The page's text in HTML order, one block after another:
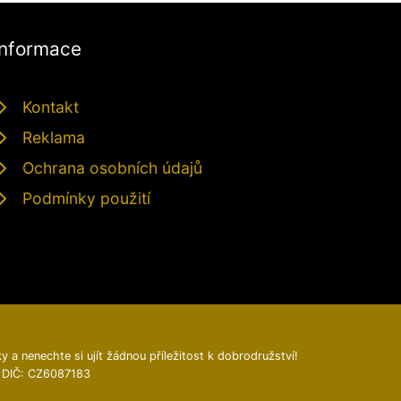
Kontakt
Reklama
Ochrana osobních údajů
Podmínky použití
a nenechte si ujít žádnou příležitost k dobrodružství!
CZ6087183